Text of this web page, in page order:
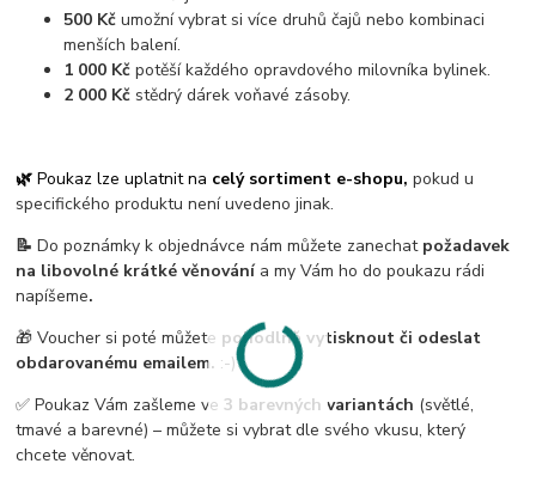
500 Kč umožní vybrat si více druhů čajů nebo kombinaci
menších balení.
1 000 Kč potěší každého opravdového milovníka bylinek.
2 000 Kč stědrý dárek voňavé zásoby.
🌿Poukaz lze uplatnit na celý sortiment e-shopu, pokud u
specifického produktu není uvedeno jinak.
📝 Do poznámky k objednávce nám můžete zanechatpožadavek
na libovolné krátké věnovánía my Vám ho do poukazu rádi
napíšeme.
🎁 Voucher si poté můžete pohodlně vytisknout či odeslat
obdarovanému emailem. :-)
✅ Poukaz Vám zašleme ve3 barevných variantách (světlé,
tmavé a barevné) – můžete si vybrat dle svého vkusu, který
chcete věnovat.